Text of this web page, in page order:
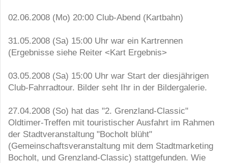
02.06.2008 (Mo) 20:00 Club-Abend (Kartbahn)
31.05.2008 (Sa) 15:00 Uhr war ein Kartrennen
(Ergebnisse siehe Reiter <Kart Ergebnis>
03.05.2008 (Sa) 15:00 Uhr war Start der diesjährigen
Club-Fahrradtour. Bilder seht Ihr in der Bildergalerie.
27.04.2008 (So) hat das "2. Grenzland-Classic"
Oldtimer-Treffen mit touristischer Ausfahrt im Rahmen
der Stadtveranstaltung "Bocholt blüht"
(Gemeinschaftsveranstaltung mit dem Stadtmarketing
Bocholt, und Grenzland-Classic) stattgefunden. Wie